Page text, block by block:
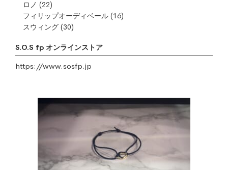
ロノ (22)
フィリップオーディベール (16)
スウィング (30)
S.O.S fp オンラインストア
https://www.sosfp.jp